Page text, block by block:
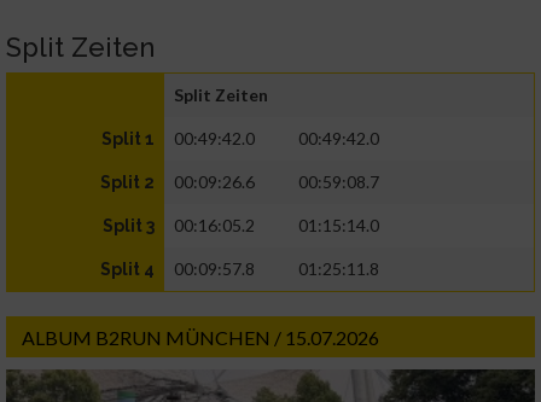
Split Zeiten
Split Zeiten
Split 1 00:49:42.0 00:49:42.0
Split 2 00:09:26.6 00:59:08.7
Split 3 00:16:05.2 01:15:14.0
Split 4 00:09:57.8 01:25:11.8
ALBUM B2RUN MÜNCHEN / 15.07.2026